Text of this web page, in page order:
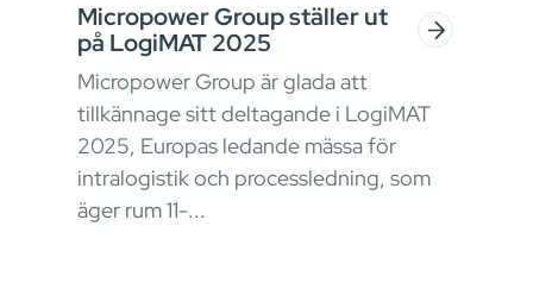
Micropower Group ställer ut
på LogiMAT 2025
Micropower Group är glada att
tillkännage sitt deltagande i LogiMAT
2025, Europas ledande mässa för
intralogistik och processledning, som
äger rum 11-...